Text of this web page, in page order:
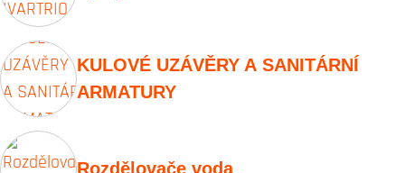
KULOVÉ UZÁVĚRY A SANITÁRNÍ
ARMATURY
Rozdělovače voda